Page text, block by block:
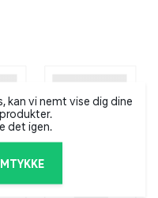
kan vi nemt vise dig dine
det igen.